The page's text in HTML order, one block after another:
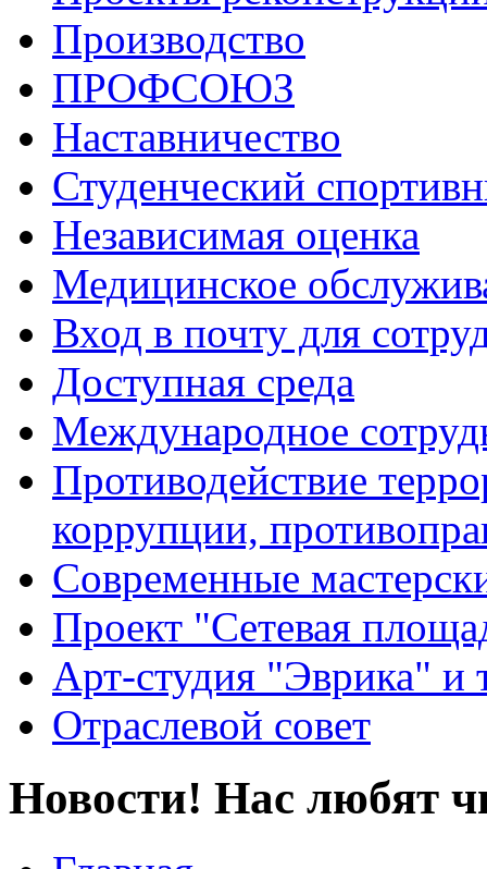
Производство
ПРОФСОЮЗ
Наставничество
Студенческий
Независимая оценка
Медицинское
Вход в почту для
Доступная среда
Международное
Противодействие
коррупции,
Современные
Проект "Сетевая
Арт-студия "Эврика" и
Отраслевой совет
Новости! Нас любят